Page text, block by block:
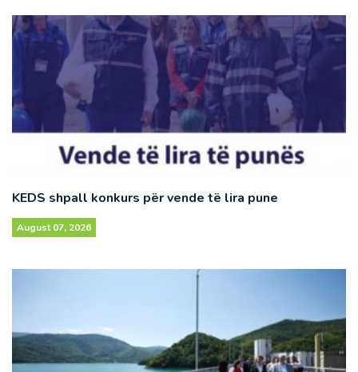
KEDS shpall konkurs për vende të lira pune
August 07, 2026